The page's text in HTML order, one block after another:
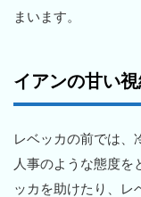
まいます。
イアンの甘い
レベッカの前では、
人事のような態度
ッカを助けたり、レ